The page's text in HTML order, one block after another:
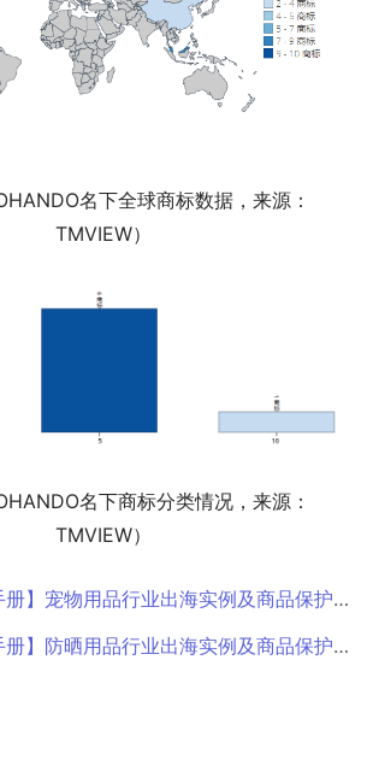
名下全球商标数据，来源：
TMVIEW）
名下商标分类情况，来源：
TMVIEW）
册】宠物用品行业出海实例及商品保护手册
册】防晒用品行业出海实例及商品保护手册